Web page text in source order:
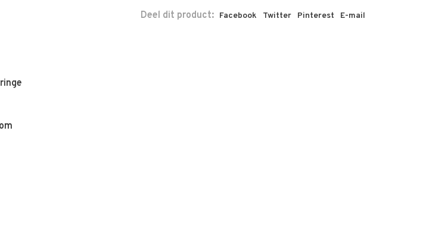
Deel dit product: Facebook Twitter Pinterest E-mail